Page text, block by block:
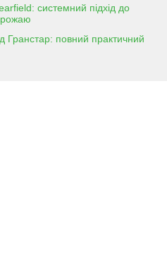
системний підхід до
Гранстар: повний практичний